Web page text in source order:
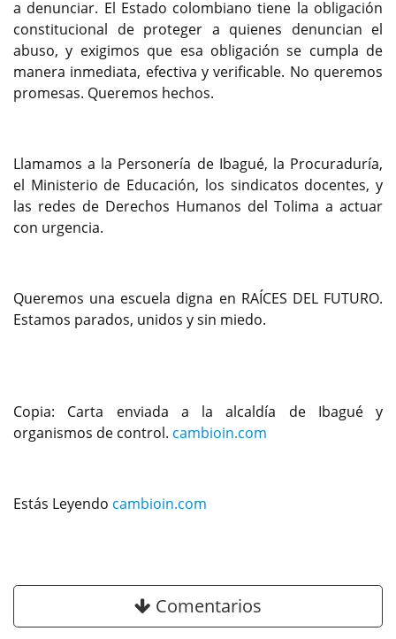
a denunciar. El Estado colombiano tiene la obligación
constitucional de proteger a quienes denuncian el
abuso, y exigimos que esa obligación se cumpla de
manera inmediata, efectiva y verificable. No queremos
promesas. Queremos hechos.
Llamamos a la Personería de Ibagué, la Procuraduría,
el Ministerio de Educación, los sindicatos docentes, y
las redes de Derechos Humanos del Tolima a actuar
con urgencia.
Queremos una escuela digna en RAÍCES DEL FUTURO.
Estamos parados, unidos y sin miedo.
Copia: Carta enviada a la alcaldía de Ibagué y
organismos de control. cambioin.com
Estás Leyendo cambioin.com
Comentarios